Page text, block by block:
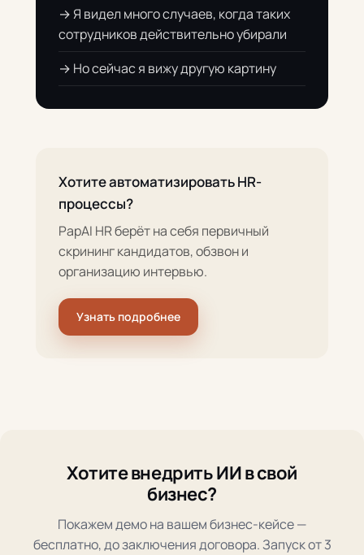
→ Я видел много случаев, когда таких
сотрудников действительно убирали
→ Но сейчас я вижу другую картину
Хотите автоматизировать HR-
процессы?
PapAI HR берёт на себя первичный
скрининг кандидатов, обзвон и
организацию интервью.
Узнать подробнее
Хотите внедрить ИИ в свой
бизнес?
Покажем демо на вашем бизнес-кейсе —
бесплатно, до заключения договора. Запуск от 3